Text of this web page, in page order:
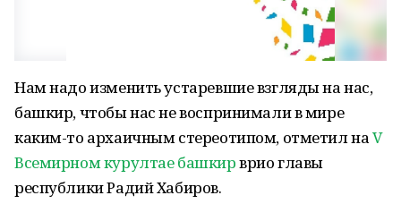
Нам надо изменить устаревшие взгляды на нас,
башкир, чтобы нас не воспринимали в мире
каким-то архаичным стереотипом, отметил наV
Всемирном курултае башкирврио главы
республики Радий Хабиров.